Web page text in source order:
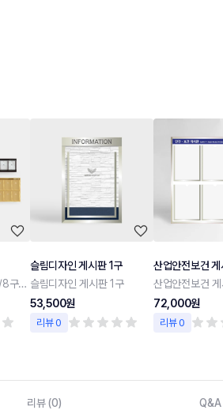
1구/2구/3구/4구/6구/8구/10구
슬림디자인 게시판 1구
슬림디자인 게시판 1구
53,500원
리뷰 0
산업안전보건 게
산업안전보건
72,000원
리뷰 0
리뷰 (0)